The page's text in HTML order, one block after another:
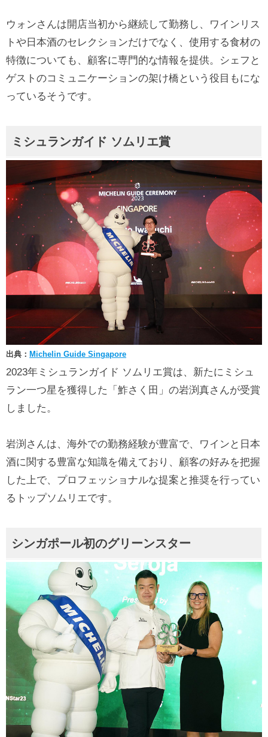
ウォンさんは開店当初から継続して勤務し、ワインリス
トや日本酒のセレクションだけでなく、使用する食材の
特徴についても、顧客に専門的な情報を提供。シェフと
ゲストのコミュニケーションの架け橋という役目もにな
っているそうです。
ミシュランガイド ソムリエ賞
出典： Michelin Guide Singapore
2023年ミシュランガイド ソムリエ賞は、新たにミシュ
ラン一つ星を獲得した「鮓さく田」の岩渕真さんが受賞
しました。
岩渕さんは、海外での勤務経験が豊富で、ワインと日本
酒に関する豊富な知識を備えており、顧客の好みを把握
した上で、プロフェッショナルな提案と推奨を行ってい
るトップソムリエです。
シンガポール初のグリーンスター